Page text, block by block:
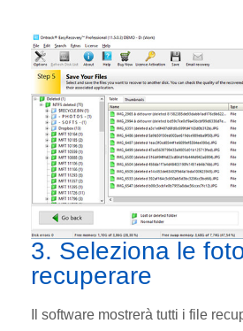
3. Seleziona le
recuperare
Il software mostrerà tutti i file